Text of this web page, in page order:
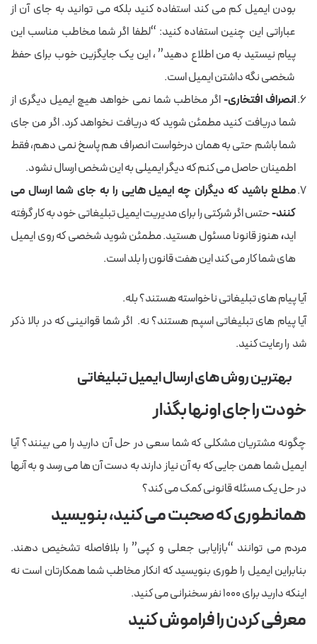
بودن ایمیل کم می کند استفاده کنید بلکه می توانید به جای آن از
عباراتی این چنین استفاده کنید: “لطفا اگر شما مخاطب مناسب این
پیام نیستید به من اطلاع دهید” ، این یک جایگزین خوب برای حفظ
شخصی نگه داشتن ایمیل است.
انصراف افتخاری-اگر مخاطب شما نمی خواهد هیچ ایمیل دیگری از
شما دریافت کنید مطمئن شوید که دریافت نخواهد کرد. اگر من جای
شما باشم حتی به همان درخواست انصراف هم پاسخ نمی دهم، فقط
اطمینان حاصل می کنم که دیگر ایمیلی به این شخص ارسال نشود.
مطلع باشید که دیگران چه ایمیل هایی را به جای شما ارسال می
کنند-حتس اگر شرکتی را برای مدیریت ایمیل تبلیغاتی خود به کار گرفته
اید،هنوز قانونا مسئول هستید. مطمئن شوید شخصی که روی ایمیل
های شما کار می کند این هفت قانون را بلد است.
آیا پیام های تبلیغاتی ناخواسته هستند؟ بله.
آیا پیام های تبلیغاتی اسپم هستند؟ نه. اگر شما قوانینی که در بالا ذکر
شد را رعایت کنید.
بهترین روش های ارسال ایمیل تبلیغاتی
خودت را جای اونها بگذار
چگونه مشتریان مشکلی که شما سعی در حل آن دارید را می بینند؟ آیا
ایمیل شما همن جایی که به آن نیاز دارند به دست آن ها می رسد و به آنها
در حل یک مسئله قانونی کمک می کند؟
همانطوری که صحبت می کنید، بنویسید
مردم می توانند “بازایابی جعلی و کپی” را بلافاصله تشخیص دهند.
بنابراین ایمیل را طوری بنویسید که انکار مخاطب شما همکارتان است نه
اینکه دارید برای ۱۰۰۰ نفر سخنرانی می کنید.
معرفی کردن را فراموش کنید